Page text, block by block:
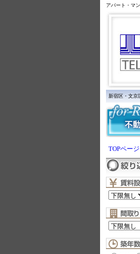
アパート・マ
新宿区・文京
TOPページ